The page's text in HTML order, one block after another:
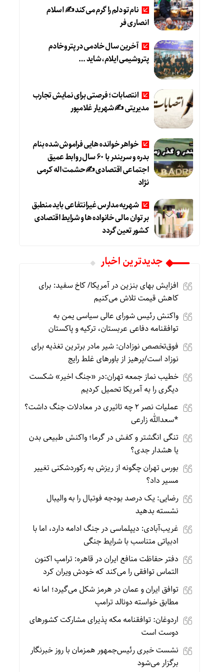
نام تو دلم را گرم می‌کند ✍️ اسلام
انصاری فر
آخرین سال خادمی در پتروخادم
پتروشیمی ایلام، شاید …
انتصابات؛ فرصتی برای نمایش تجارب
مدیریتی ✍ شهریار غلامپور
خواهر خوانده هایی فراموش شده بنام
بدره و سربندر با ۶۰ سال روابط عمیق
اجتماعی اقتصادی ✍حشمت اله کرمی
نژاد
شهریه مدارس غیرانتفاعی باید منطبق
بر توان مالی خانواده ها و شرایط اقتصادی
کشور تعین گردد
جديدترين اخبار
افزایش بهای بنزین در آمریکا/ کاخ سفید: برای
کاهش قیمت تلاش می‌کنیم
واکنش رئیس شورای عالی سیاسی یمن به
توافقنامه دفاعی عربستان، ترکیه و پاکستان
فوق‌تخصص نوزادان: شیر مادر برترین تغذیه برای
نوزاد است/پرهیز از باورهای غلط رایج
خطیب نماز جمعه تهران:در «جنگ اخیر» شکست
دیگری را به آمریکا تحمیل کردیم
عملیات نصر ۲ چه تاثیری در معادلات جنگ داشت؟
*سعدالله زارعی
تنگی انگشتر و کفش در گرما؛ واکنش طبیعی بدن
یا هشدار جدی؟
بورس تهران چگونه از ریزش به رکوردشکنی تغییر
مسیر داد؟
رضایی: یک درصد بودجه فوتبال را به والیبال
نشسته بدهید
غریب‌آبادی: دیپلماسی در جنگ ادامه دارد، اما با
ادبیاتی متناسب با شرایط جنگی
دفتر حفاظت منافع ایران در قاهره: ترامپ اکنون
التماس توافقی را می‌کند که خودش ویران کرد
توافق ایران و عمان در هرمز شکل می‌گیرد؛ اما نه
مطابق خواسته دونالد ترامپ
اردوغان: توافقنامه مکه پذیرای مشارکت کشورهای
دوست است
نشست خبری رئیس‌جمهور همزمان با روز خبرنگار
برگزار می‌شود